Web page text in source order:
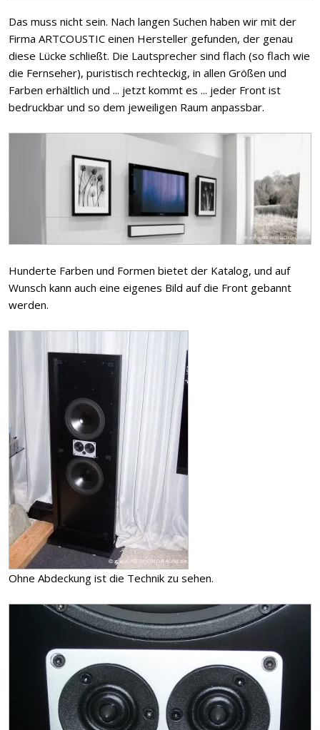
Das muss nicht sein. Nach langen Suchen haben wir mit der
Firma ARTCOUSTIC einen Hersteller gefunden, der genau
diese Lücke schließt. Die Lautsprecher sind flach (so flach wie
die Fernseher), puristisch rechteckig, in allen Größen und
Farben erhältlich und ... jetzt kommt es ... jeder Front ist
bedruckbar und so dem jeweiligen Raum anpassbar.
Hunderte Farben und Formen bietet der Katalog, und auf
Wunsch kann auch eine eigenes Bild auf die Front gebannt
werden.
Ohne Abdeckung ist die Technik zu sehen.